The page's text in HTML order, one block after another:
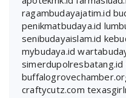
ragambudayajatim.id
penikmatbudaya.id
senibudayaislam.id
mybudaya.id
simerdupolresbatang.id
craftycutz.com